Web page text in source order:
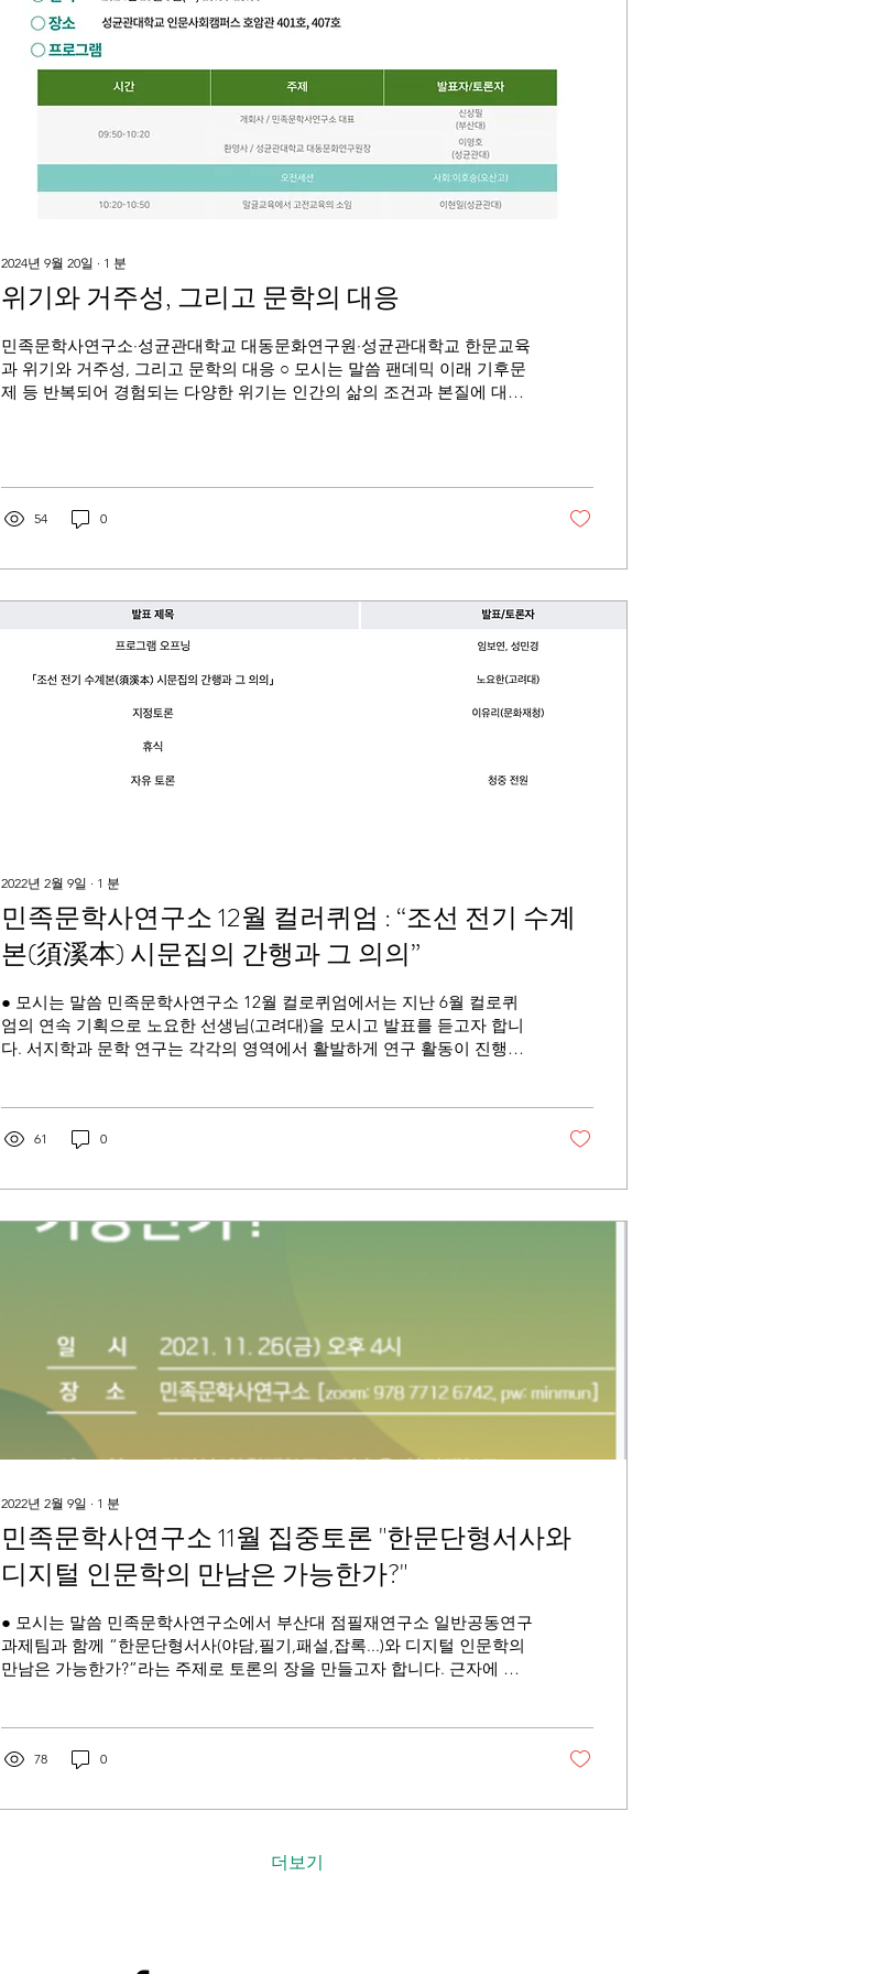
2024년 9월 20일 ∙ 1 분
위기와 거주성, 그리고 문학의 대응
민족문학사연구소·성균관대학교 대동문화연구원·성균관대학교 한문교육
과 위기와 거주성, 그리고 문학의 대응 ○ 모시는 말씀 팬데믹 이래 기후문
제 등 반복되어 경험되는 다양한 위기는 인간의 삶의 조건과 본질에 대한
54 0
2022년 2월 9일 ∙ 1 분
민족문학사연구소 12월 컬러퀴엄 : “조선 전기 수계
본(須溪本) 시문집의 간행과 그 의의”
● 모시는 말씀 민족문학사연구소 12월 컬로퀴엄에서는 지난 6월 컬로퀴
엄의 연속 기획으로 노요한 선생님(고려대)을 모시고 발표를 듣고자 합니
다. 서지학과 문학 연구는 각각의 영역에서 활발하게 연구 활동이 진행되
61 0
2022년 2월 9일 ∙ 1 분
민족문학사연구소 11월 집중토론 "한문단형서사와
디지털 인문학의 만남은 가능한가?"
● 모시는 말씀 민족문학사연구소에서 부산대 점필재연구소 일반공동연구
과제팀과 함께 “한문단형서사(야담,필기,패설,잡록...)와 디지털 인문학의
만남은 가능한가?”라는 주제로 토론의 장을 만들고자 합니다. 근자에 컴
78 0
더보기